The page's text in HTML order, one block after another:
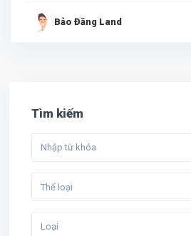
Bảo Đăng Land
Tìm kiếm
Thể loại
Loại